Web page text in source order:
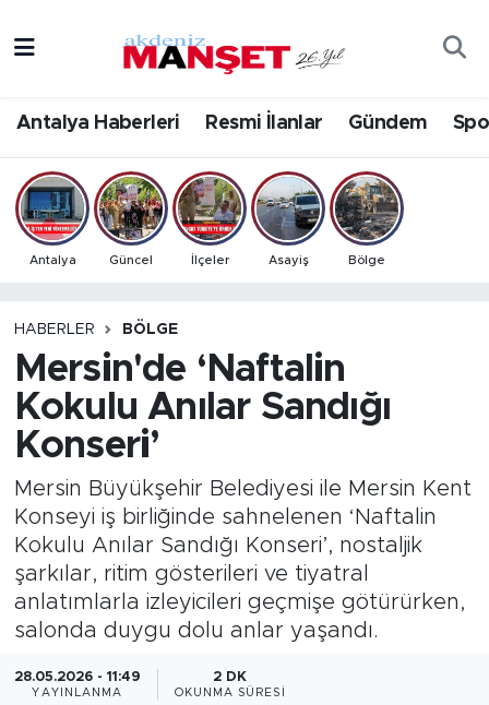
Antalya Haberleri Resmi İlanlar Gündem
Antalya Güncel İlçeler Asayiş Bölge
HABERLER BÖLGE
Mersin'de ‘Naftalin
Kokulu Anılar Sandığı
Konseri’
Mersin Büyükşehir Belediyesi ile Mersin Kent
Konseyi iş birliğinde sahnelenen ‘Naftalin
Kokulu Anılar Sandığı Konseri’, nostaljik
şarkılar, ritim gösterileri ve tiyatral
anlatımlarla izleyicileri geçmişe götürürken,
salonda duygu dolu anlar yaşandı.
28.05.2026 - 11:49
YAYINLANMA
2 DK
OKUNMA SÜRESI
Bilim & Teknoloji
Eğitim
Ekonomi
Gündem
İlçeler
Magazin
Özel Haber
Politika
Resmi İlanlar
Antalya Hava Durumu
Antalya Namaz Vakitleri
Antalya Trafik Yoğunluk Haritası
Tüm Manşetler
Son Dakika Haberleri